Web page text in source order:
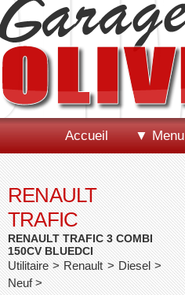
Accueil ▼ Menu
RENAULT
TRAFIC
RENAULT TRAFIC 3 COMBI
150CV BLUEDCI
Utilitaire > Renault > Diesel >
Neuf >